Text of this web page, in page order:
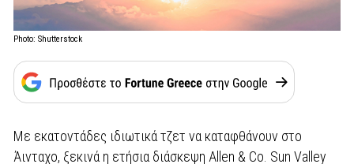
Photo: Shutterstock
Με εκατοντάδες ιδιωτικά τζετ να καταφθάνουν στο
Άινταχο, ξεκινά η ετήσια διάσκεψη Allen & Co. Sun Valley